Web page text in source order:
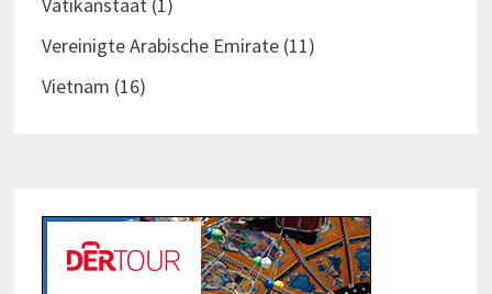
Vereinigte Arabische Emirate(11)
Vietnam (16)